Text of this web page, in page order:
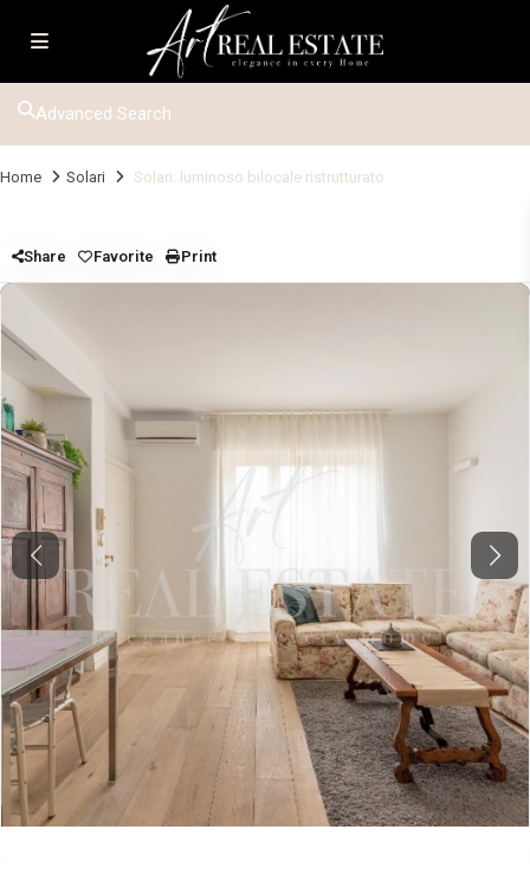
Advanced Search
Home Solari Solari: luminoso bilocale ristrutturato
Share Favorite Print
Previous Next